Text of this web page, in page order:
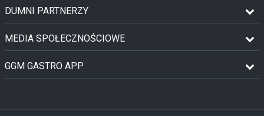
DUMNI PARTNERZY
MEDIA SPOŁECZNOŚCIOWE
GGM GASTRO APP